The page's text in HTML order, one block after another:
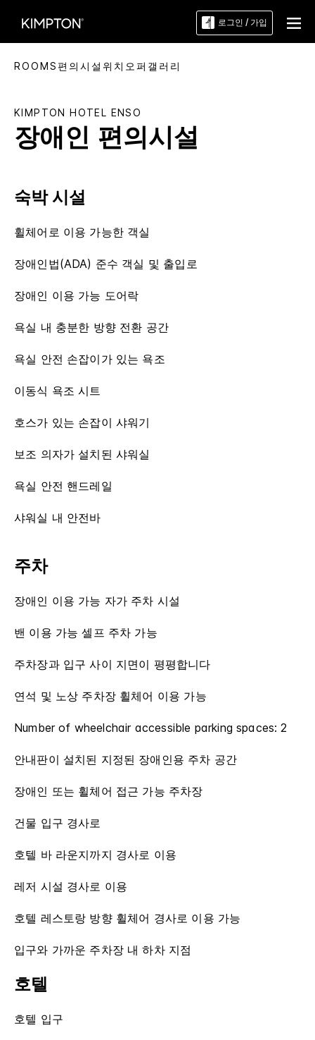
로그인 / 가입
ROOMS편의시설 위치 오퍼 갤러리
KIMPTON HOTEL ENSO
장애인 편의시설
숙박 시설
휠체어로 이용 가능한 객실
장애인법(ADA) 준수 객실 및 출입로
장애인 이용 가능 도어락
욕실 내 충분한 방향 전환 공간
욕실 안전 손잡이가 있는 욕조
이동식 욕조 시트
호스가 있는 손잡이 샤워기
보조 의자가 설치된 샤워실
욕실 안전 핸드레일
샤워실 내 안전바
주차
장애인 이용 가능 자가 주차 시설
밴 이용 가능 셀프 주차 가능
주차장과 입구 사이 지면이 평평합니다
연석 및 노상 주차장 휠체어 이용 가능
Number of wheelchair accessible parking spaces: 2
안내판이 설치된 지정된 장애인용 주차 공간
장애인 또는 휠체어 접근 가능 주차장
건물 입구 경사로
호텔 바 라운지까지 경사로 이용
레저 시설 경사로 이용
호텔 레스토랑 방향 휠체어 경사로 이용 가능
입구와 가까운 주차장 내 하차 지점
호텔
호텔 입구